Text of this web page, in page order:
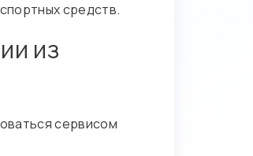
средств.
из
сервисом